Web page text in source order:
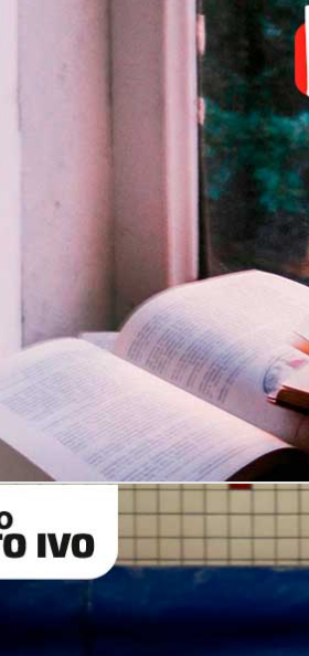
es
Bilingue - Anos
Finais
FUNDAMENTAL
Reduzidas
NOVOS
em Contato